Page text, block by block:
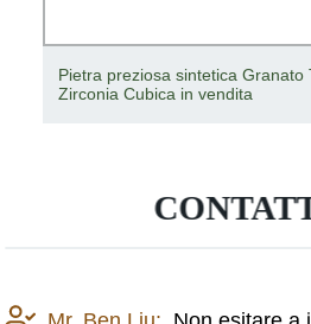
Pietra preziosa 4 * 5mm di
forma ovale di forma ovale sciolta